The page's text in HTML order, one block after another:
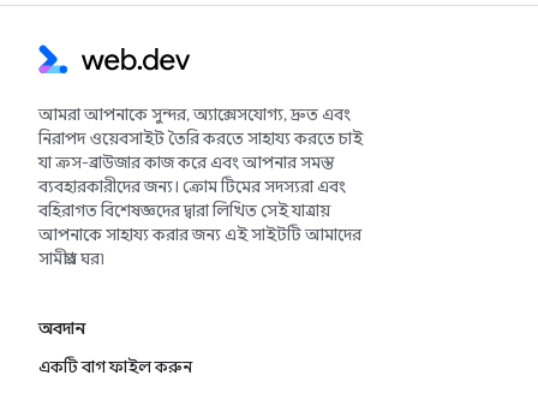
আমরা আপনাকে সুন্দর, অ্যাক্সেসযোগ্য, দ্রুত এবং
নিরাপদ ওয়েবসাইট তৈরি করতে সাহায্য করতে চাই
যা ক্রস-ব্রাউজার কাজ করে এবং আপনার সমস্ত
ব্যবহারকারীদের জন্য। ক্রোম টিমের সদস্যরা এবং
বহিরাগত বিশেষজ্ঞদের দ্বারা লিখিত সেই যাত্রায়
আপনাকে সাহায্য করার জন্য এই সাইটটি আমাদের
সামগ্রীর ঘর৷
অবদান
একটি বাগ ফাইল করুন